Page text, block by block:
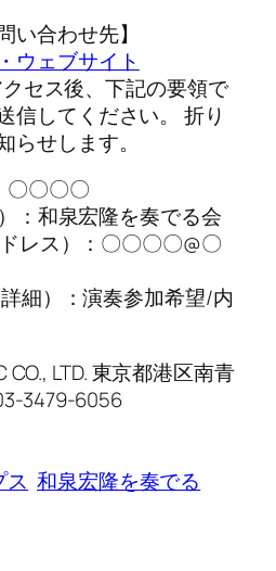
い合わせ先】
ウェブサイト
セス後、下記の要領で
信してください。 折り
らせします。
〇〇〇〇
：和泉宏隆を奏でる会
レス）：〇〇〇〇@〇
詳細）：演奏参加希望/内
CO., LTD. 東京都港区南⻘
3479-6056
ス 和泉宏隆を奏でる